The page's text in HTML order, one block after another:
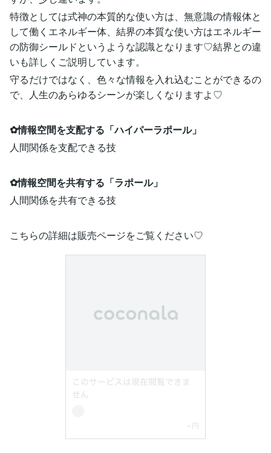
特徴としては式神の本質的な使い方は、無意識の情報体と
して働くエネルギー体、結界の本質な使い方はエネルギー
の防御シールドというような認識となります♡結界との違
いも詳しくご説明しています。
守るだけではなく、色々な情報を入れ込むことができるの
で、人生のあらゆるシーンが楽しくなりますよ♡
✿情報空間を支配する「ハイパーラポール」
人間関係を支配できる技
✿情報空間を共有する「ラポール」
人間関係を共有できる技
こちらの詳細は販売ページをご覧ください♡